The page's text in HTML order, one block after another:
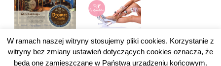
W ramach naszej witryny stosujemy pliki cookies. Korzystanie z
witryny bez zmiany ustawień dotyczących cookies oznacza, że
będą one zamieszczane w Państwa urządzeniu końcowym.